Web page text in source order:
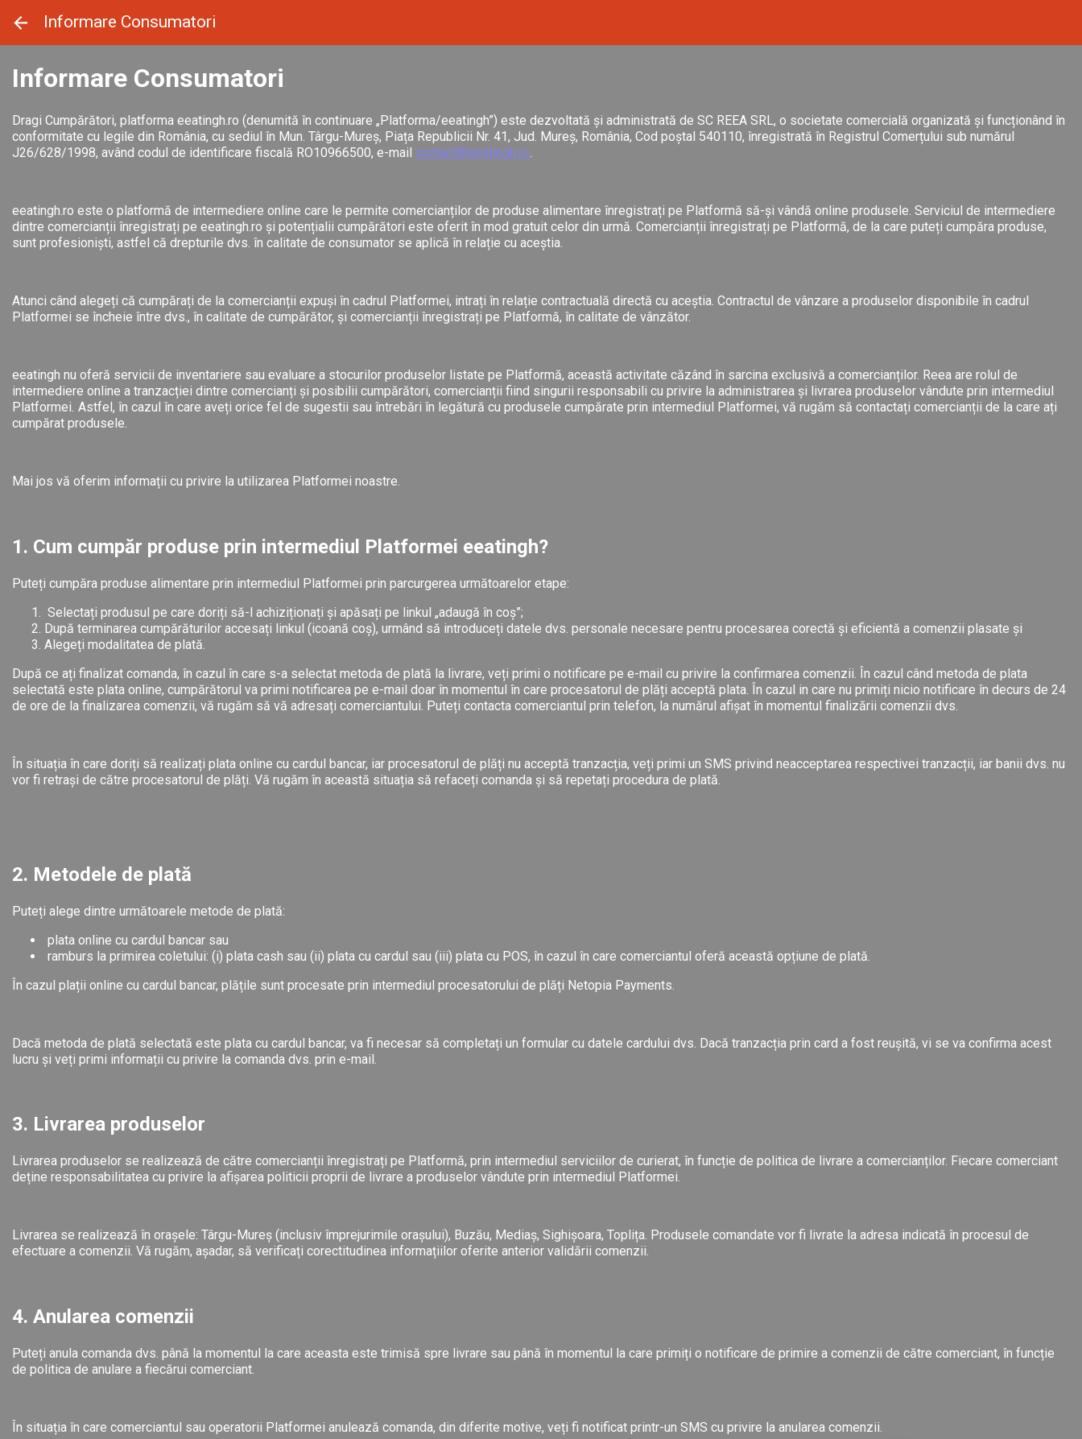
Informare Consumatori
Informare Consumatori
Dragi Cumpărători, platforma eeatingh.ro (denumită în continuare „Platforma/eeatingh”) este dezvoltată și administrată de SC REEA SRL, o societate comercială organizată și funcționând în
conformitate cu legile din România, cu sediul în Mun. Târgu-Mureș, Piața Republicii Nr. 41, Jud. Mureș, România, Cod poștal 540110, înregistrată în Registrul Comerțului sub numărul
J26/628/1998, având codul de identificare fiscală RO10966500, e-mail contact@eeatingh.ro.
eeatingh.ro este o platformă de intermediere online care le permite comercianților de produse alimentare înregistrați pe Platformă să-și vândă online produsele. Serviciul de intermediere
dintre comercianții înregistrați pe eeatingh.ro și potențialii cumpărători este oferit în mod gratuit celor din urmă. Comercianții înregistrați pe Platformă, de la care puteți cumpăra produse,
sunt profesioniști, astfel că drepturile dvs. în calitate de consumator se aplică în relație cu aceștia.
Atunci când alegeți că cumpărați de la comercianții expuși în cadrul Platformei, intrați în relație contractuală directă cu aceștia. Contractul de vânzare a produselor disponibile în cadrul
Platformei se încheie între dvs., în calitate de cumpărător, și comercianții înregistrați pe Platformă, în calitate de vânzător.
eeatingh nu oferă servicii de inventariere sau evaluare a stocurilor produselor listate pe Platformă, această activitate căzând în sarcina exclusivă a comercianților. Reea are rolul de
intermediere online a tranzacției dintre comercianți și posibilii cumpărători, comercianții fiind singurii responsabili cu privire la administrarea și livrarea produselor vândute prin intermediul
Platformei. Astfel, în cazul în care aveți orice fel de sugestii sau întrebări în legătură cu produsele cumpărate prin intermediul Platformei, vă rugăm să contactați comercianții de la care ați
cumpărat produsele.
Mai jos vă oferim informații cu privire la utilizarea Platformei noastre.
1. Cum cumpăr produse prin intermediul Platformei eeatingh?
Puteți cumpăra produse alimentare prin intermediul Platformei prin parcurgerea următoarelor etape:
Selectați produsul pe care doriți să-l achiziționați și apăsați pe linkul „adaugă în coș”;
După terminarea cumpărăturilor accesați linkul (icoană coș), urmând să introduceți datele dvs. personale necesare pentru procesarea corectă și eficientă a comenzii plasate și
Alegeți modalitatea de plată.
După ce ați finalizat comanda, în cazul în care s-a selectat metoda de plată la livrare, veți primi o notificare pe e-mail cu privire la confirmarea comenzii. În cazul când metoda de plata
selectată este plata online, cumpărătorul va primi notificarea pe e-mail doar în momentul în care procesatorul de plăți acceptă plata. În cazul in care nu primiți nicio notificare în decurs de 24
de ore de la finalizarea comenzii, vă rugăm să vă adresați comerciantului. Puteți contacta comerciantul prin telefon, la numărul afișat în momentul finalizării comenzii dvs.
În situația în care doriți să realizați plata online cu cardul bancar, iar procesatorul de plăți nu acceptă tranzacția, veți primi un SMS privind neacceptarea respectivei tranzacții, iar banii dvs. nu
vor fi retrași de către procesatorul de plăți. Vă rugăm în această situația să refaceți comanda și să repetați procedura de plată.
2. Metodele de plată
Puteți alege dintre următoarele metode de plată:
plata online cu cardul bancar sau
ramburs la primirea coletului: (i) plata cash sau (ii) plata cu cardul sau (iii) plata cu POS, în cazul în care comerciantul oferă această opțiune de plată.
În cazul plații online cu cardul bancar, plățile sunt procesate prin intermediul procesatorului de plăți Netopia Payments.
Dacă metoda de plată selectată este plata cu cardul bancar, va fi necesar să completați un formular cu datele cardului dvs. Dacă tranzacția prin card a fost reușită, vi se va confirma acest
lucru și veți primi informații cu privire la comanda dvs. prin e-mail.
3. Livrarea produselor
Livrarea produselor se realizează de către comercianții înregistrați pe Platformă, prin intermediul serviciilor de curierat, în funcție de politica de livrare a comercianților. Fiecare comerciant
deține responsabilitatea cu privire la afișarea politicii proprii de livrare a produselor vândute prin intermediul Platformei.
Livrarea se realizează în orașele: Târgu-Mureș (inclusiv împrejurimile orașului), Buzău, Mediaș, Sighișoara, Toplița. Produsele comandate vor fi livrate la adresa indicată în procesul de
efectuare a comenzii. Vă rugăm, așadar, să verificați corectitudinea informațiilor oferite anterior validării comenzii.
4. Anularea comenzii
Puteți anula comanda dvs. până la momentul la care aceasta este trimisă spre livrare sau până în momentul la care primiți o notificare de primire a comenzii de către comerciant, în funcție
de politica de anulare a fiecărui comerciant.
În situația în care comerciantul sau operatorii Platformei anulează comanda, din diferite motive, veți fi notificat printr-un SMS cu privire la anularea comenzii.